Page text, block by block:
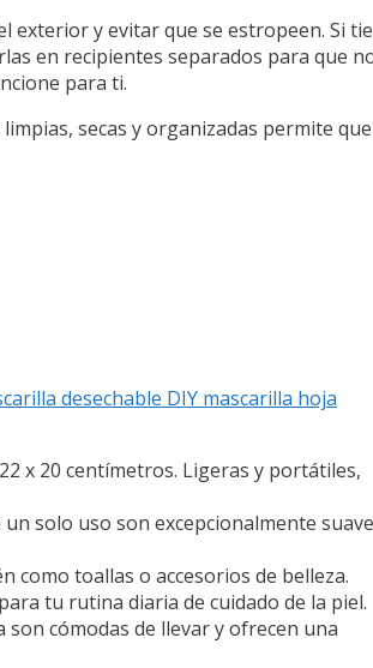
exterior y evitar que se estropeen. Si
en recipientes separados para que
para ti.
secas y organizadas permite
desechable DIY mascarilla hoja
x 20 centímetros. Ligeras y portátiles,
un solo uso son excepcionalmente
como toallas o accesorios de belleza.
tu rutina diaria de cuidado de la piel.
son cómodas de llevar y ofrecen una